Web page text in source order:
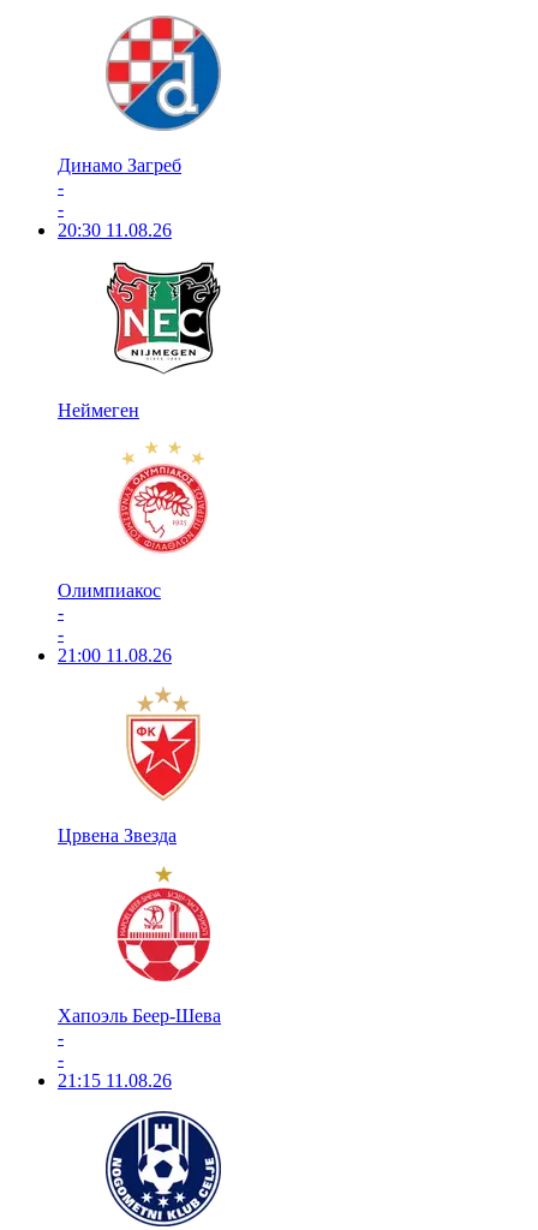
Динамо Загреб
-
-
20:30 11.08.26
Неймеген
Олимпиакос
-
-
21:00 11.08.26
Црвена Звезда
Хапоэль Беер-Шева
-
-
21:15 11.08.26